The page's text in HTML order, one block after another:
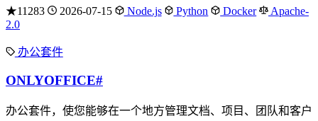
★11283 2026-07-15 Node.js Python Docker
Apache-
2.0
办公套件
ONLYOFFICE#
办公套件，使您能够在一个地方管理文档、项目、团队和客户